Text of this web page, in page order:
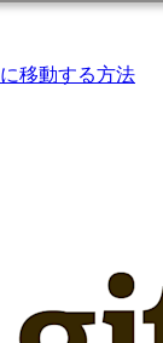
移動する方法